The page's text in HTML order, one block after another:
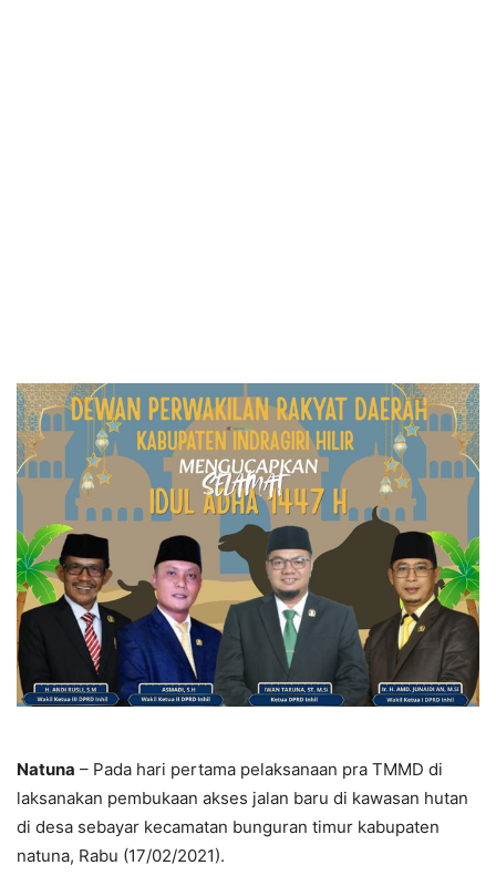
Natuna – Pada hari pertama pelaksanaan pra TMMD di
laksanakan pembukaan akses jalan baru di kawasan hutan
di desa sebayar kecamatan bunguran timur kabupaten
natuna, Rabu (17/02/2021).